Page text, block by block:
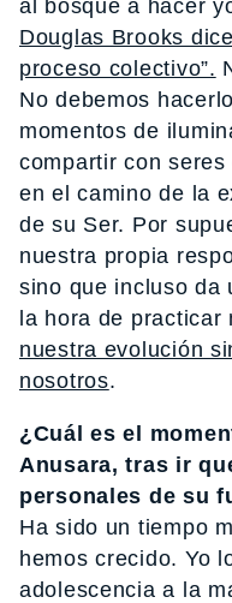
al bosque a hacer
Douglas Brooks
proceso colectivo”.
No debemos
momentos de
compartir con
en el camino de la
de su Ser. Por
nuestra propia
sino que incluso da
la hora de practicar
nuestra evolución
nosotros.
¿Cuál es el
Anusara, tras ir
personales de su
Ha sido un tiempo
hemos crecido. Yo
adolescencia a la